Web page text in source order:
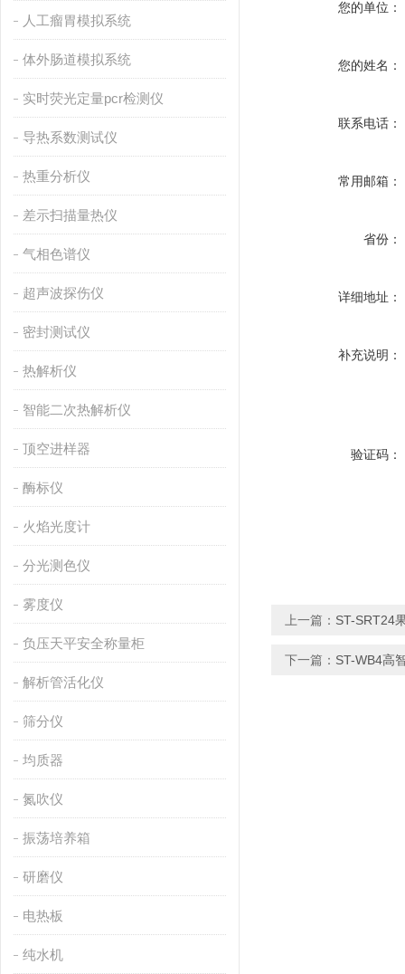
人工瘤胃模拟系统
体外肠道模拟系统
实时荧光定量pcr检测仪
导热系数测试仪
热重分析仪
差示扫描量热仪
气相色谱仪
超声波探伤仪
密封测试仪
热解析仪
智能二次热解析仪
顶空进样器
酶标仪
火焰光度计
分光测色仪
雾度仪
负压天平安全称量柜
解析管活化仪
筛分仪
均质器
氮吹仪
振荡培养箱
研磨仪
电热板
纯水机
您的单位：
您的姓名：
联系电话：
常用邮箱：
省份：
详细地址：
补充说明：
验证码：
上一篇： ST-SRT24
下一篇： ST-WB4高